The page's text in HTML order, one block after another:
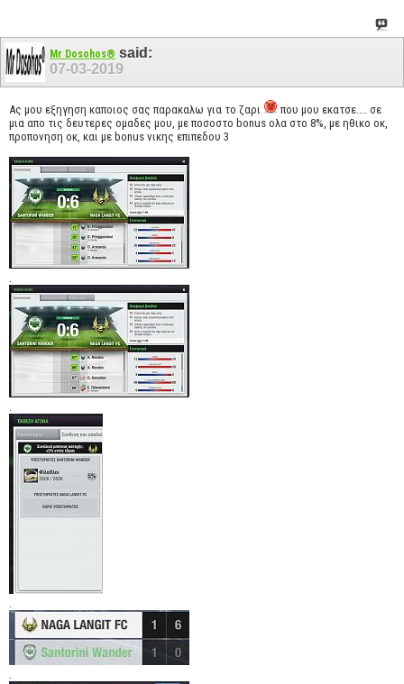
Mr Dosohos® said:
07-03-2019
Ας μου εξηγηση καποιος σας παρακαλω για το ζαρι
που μου εκατσε.... σε
μια απο τις δευτερες ομαδες μου, με ποσοστο bonus ολα στο 8%, με ηθικο οκ,
προπονηση οκ, και με bonus νικης επιπεδου 3